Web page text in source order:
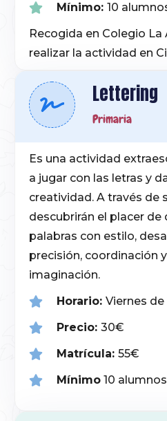
Mínimo: 10
Recogida en Colegio La
realizar la actividad en
Lettering
Primaria
Es una actividad
a jugar con las letras y
creatividad. A través de
descubrirán el placer de
palabras con estilo,
precisión, coordinación
imaginación.
Horario: Viernes de
Precio: 30€
Matrícula: 55€
Mínimo 10 alumnos